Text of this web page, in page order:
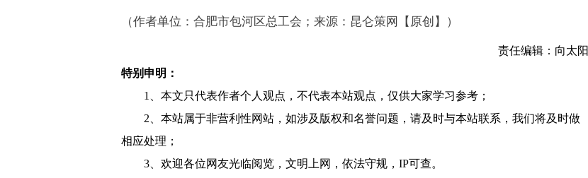
（作者单位：合肥市包河区总工会；来源：昆仑策网【原创】）
责任编辑：向太阳
特别申明：
1、本文只代表作者个人观点，不代表本站观点，仅供大家学习参考；
2、本站属于非营利性网站，如涉及版权和名誉问题，请及时与本站联系，我们将及时做
相应处理；
3、欢迎各位网友光临阅览，文明上网，依法守规，IP可查。